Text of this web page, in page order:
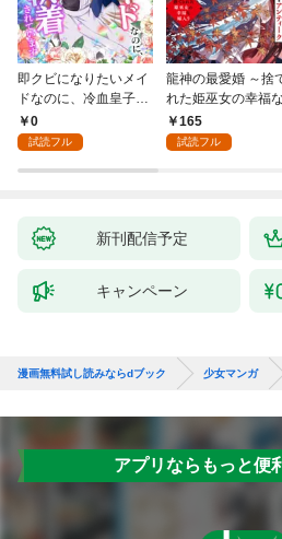
即クビになりたいメイ
ドなのに、冷血皇子に
執着されています第1
話
0
試読フル
龍神の最愛婚 ～捨
れた姫巫女の幸福
入り～: 1
165
試読フル
新刊配信予定
キャンペーン
漫画無料試し読みならdブック 少女マンガ
アプリならもっと便